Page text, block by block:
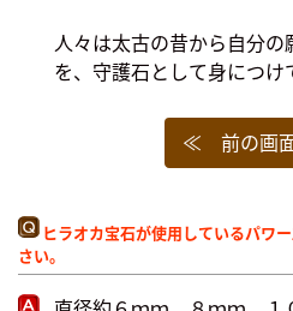
人々は太古の昔から自分
を、守護石として身につけ
≪ 前の画
ヒラオカ宝石が使用しているパワ
さい。